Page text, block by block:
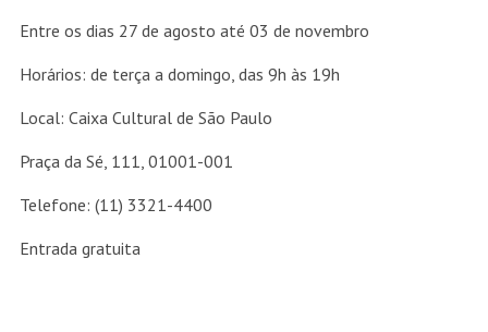
Entre os dias 27 de agosto até 03 de novembro
Horários: de terça a domingo, das 9h às 19h
Local: Caixa Cultural de São Paulo
Praça da Sé, 111, 01001-001
Telefone: (11) 3321-4400
Entrada gratuita